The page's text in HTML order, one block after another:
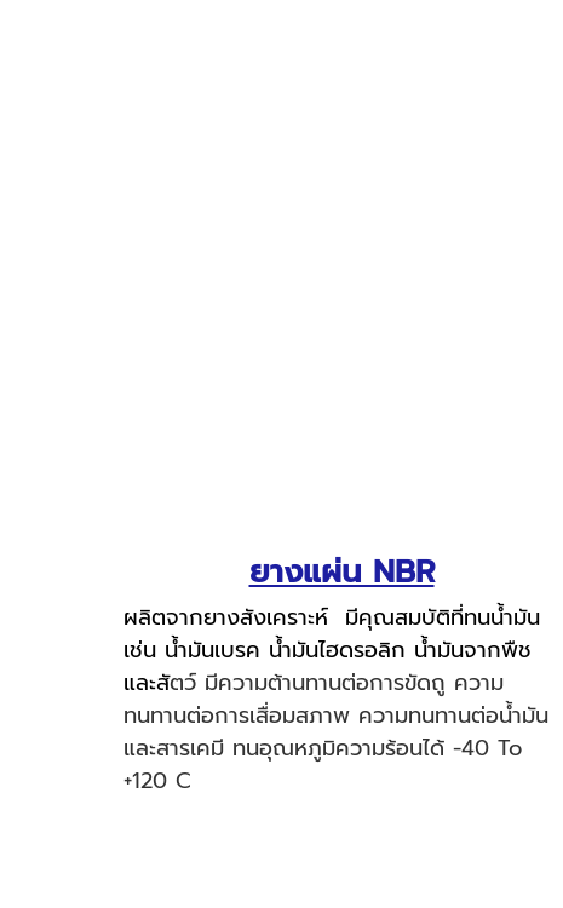
ยางแผ่น NBR
ผลิตจากยางสังเคราะห์ มีคุณสมบัติที่ทนน้ำมัน
เช่น น้ำมันเบรค น้ำมันไฮดรอลิก น้ำมันจากพืช
และสัตว์ มีความต้านทานต่อการขัดถู ความ
ทนทานต่อการเสื่อมสภาพ ความทนทานต่อน้ำมัน
และสารเคมี ทนอุณหภูมิความร้อนได้ -40 To
+120 C